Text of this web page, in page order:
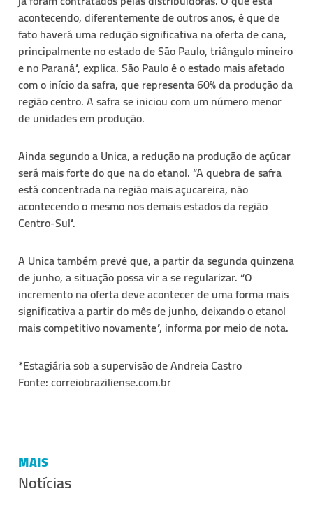
acontecendo, diferentemente de outros anos, é que de
fato haverá uma redução significativa na oferta de cana,
principalmente no estado de São Paulo, triângulo mineiro
e no Paraná”, explica. São Paulo é o estado mais afetado
com o início da safra, que representa 60% da produção da
região centro. A safra se iniciou com um número menor
de unidades em produção.
Ainda segundo a Unica, a redução na produção de açúcar
será mais forte do que na do etanol. “A quebra de safra
está concentrada na região mais açucareira, não
acontecendo o mesmo nos demais estados da região
Centro-Sul”.
A Unica também prevê que, a partir da segunda quinzena
de junho, a situação possa vir a se regularizar. “O
incremento na oferta deve acontecer de uma forma mais
significativa a partir do mês de junho, deixando o etanol
mais competitivo novamente”, informa por meio de nota.
*Estagiária sob a supervisão de Andreia Castro
Fonte: correiobraziliense.com.br
MAIS
Notícias